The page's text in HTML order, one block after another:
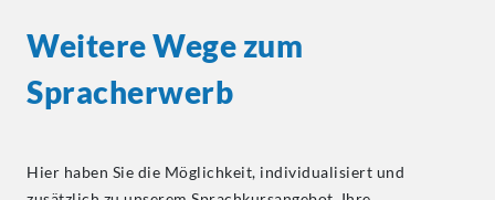
Weitere Wege zum
Spracherwerb
Hier haben Sie die Möglichkeit, individualisiert und